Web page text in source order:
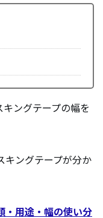
ングテープの幅を
キングテープが分か
用途・幅の使い分